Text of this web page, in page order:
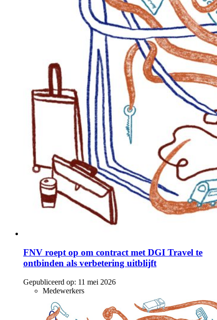
FNV roept op om contract met DGI Travel te
ontbinden als verbetering uitblijft
Gepubliceerd op: 11 mei 2026
Medewerkers